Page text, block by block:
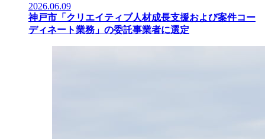
2026.06.09
神戸市「クリエイティブ人材成長支援および案件コー
ディネート業務」の委託事業者に選定